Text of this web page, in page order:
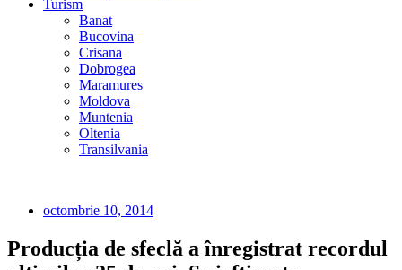
Turism
Banat
Bucovina
Crisana
Dobrogea
Maramures
Moldova
Muntenia
Oltenia
Transilvania
octombrie 10, 2014
Producția de sfeclă a înregistrat recordul